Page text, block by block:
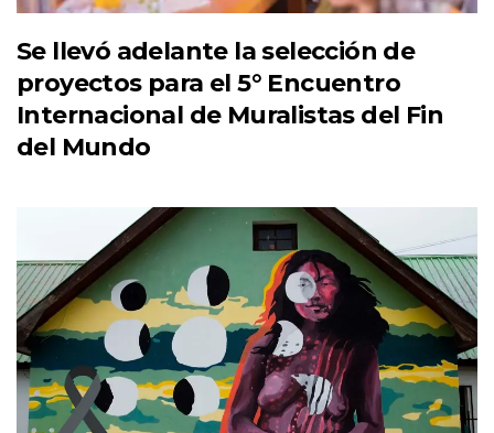
Se llevó adelante la selección de
proyectos para el 5° Encuentro
Internacional de Muralistas del Fin
del Mundo